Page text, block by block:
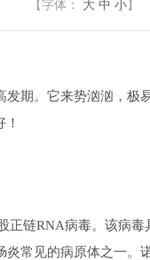
【字体： 大 中 小】
期。它来势汹汹，极
链RNA病毒。该病
常见的病原体之一。